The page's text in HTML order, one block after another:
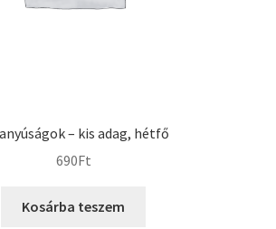
– kis adag, hétfő
690Ft
Kosárba teszem